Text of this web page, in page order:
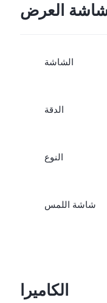
العرض
الشاشة
الدقة
النوع
شاشة اللمس
الكاميرا